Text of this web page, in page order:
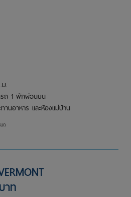
.
ถ 1 พักผ่อนบน
นอาหาร และห้องแม่บ้าน
ด
าท